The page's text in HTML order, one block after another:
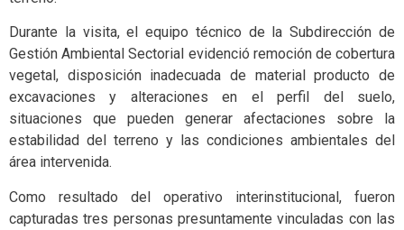
Durante la visita, el equipo técnico de la Subdirección de
Gestión Ambiental Sectorial evidenció remoción de cobertura
vegetal, disposición inadecuada de material producto de
excavaciones y alteraciones en el perfil del suelo,
situaciones que pueden generar afectaciones sobre la
estabilidad del terreno y las condiciones ambientales del
área intervenida.
Como resultado del operativo interinstitucional, fueron
capturadas tres personas presuntamente vinculadas con las